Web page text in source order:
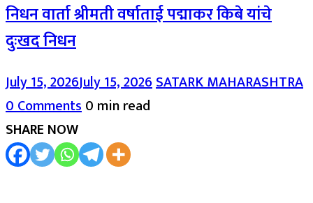
निधन वार्ता श्रीमती वर्षाताई पद्माकर किबे यांचे
दुःखद निधन
July 15, 2026July 15, 2026SATARK MAHARASHTRA
0 Comments0 min read
SHARE NOW